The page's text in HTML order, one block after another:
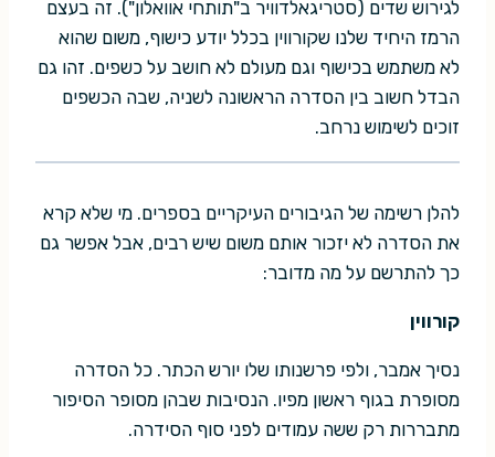
לגירוש שדים (סטריגאלדוויר ב"תותחי אוואלון"). זה בעצם
הרמז היחיד שלנו שקורווין בכלל יודע כישוף, משום שהוא
לא משתמש בכישוף וגם מעולם לא חושב על כשפים. זהו גם
הבדל חשוב בין הסדרה הראשונה לשניה, שבה הכשפים
זוכים לשימוש נרחב.
להלן רשימה של הגיבורים העיקריים בספרים. מי שלא קרא
את הסדרה לא יזכור אותם משום שיש רבים, אבל אפשר גם
כך להתרשם על מה מדובר:
קורווין
נסיך אמבר, ולפי פרשנותו שלו יורש הכתר. כל הסדרה
מסופרת בגוף ראשון מפיו. הנסיבות שבהן מסופר הסיפור
מתבררות רק ששה עמודים לפני סוף הסידרה.